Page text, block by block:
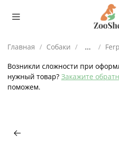
Главная Собаки ...
Возникли сложности при
нужный товар? Закажите
поможем.